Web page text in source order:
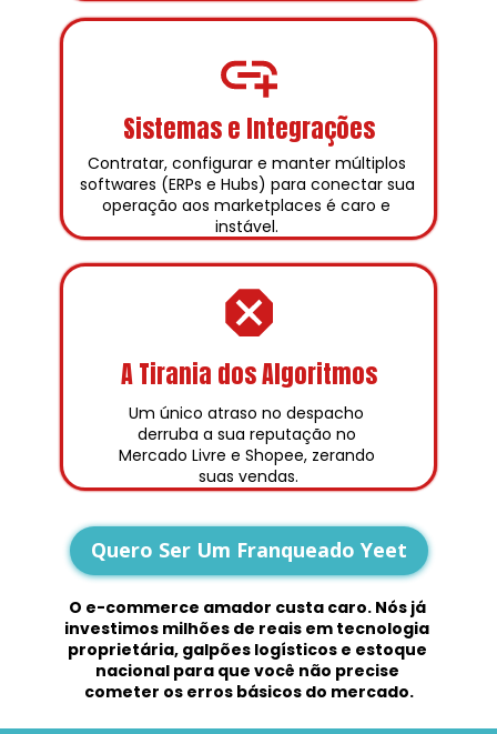
Sistemas e Integrações
A Tirania dos Algoritmos
Contratar, configurar e manter múltiplos
softwares (ERPs e Hubs) para conectar sua
operação aos marketplaces é caro e
instável.
Um único atraso no despacho
derruba a sua reputação no
Mercado Livre e Shopee, zerando
suas vendas.
O e-commerce amador custa caro. Nós já
investimos milhões de reais em tecnologia
proprietária, galpões logísticos e estoque
nacional para que você não precise
cometer os erros básicos do mercado.
Quero Ser Um Franqueado Yeet